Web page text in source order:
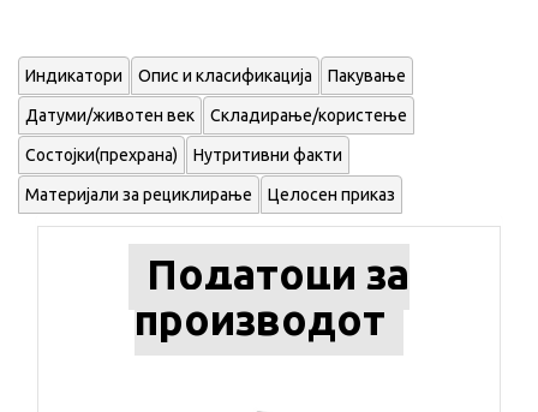
Индикатори Опис и класификација Пакување
Датуми/животен век Складирање/користење
Состојки(прехрана) Нутритивни факти
Материјали за рециклирање Целосен приказ
Податоци за
производот